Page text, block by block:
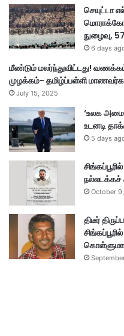
செயுட்டா
நுழைவு,
6 days
மீண்டும் மலர்ந்துவிட்டது!
முழக்கம்- தமிழ்ப்பள்ளி
July 15, 2025
‘உலக
உடனடி
5 days
நல்லடக்கச்
October
திடீர்